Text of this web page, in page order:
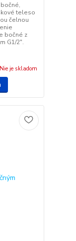
teleso
čelnou
bočné z
G1/2".
Nie je skladom